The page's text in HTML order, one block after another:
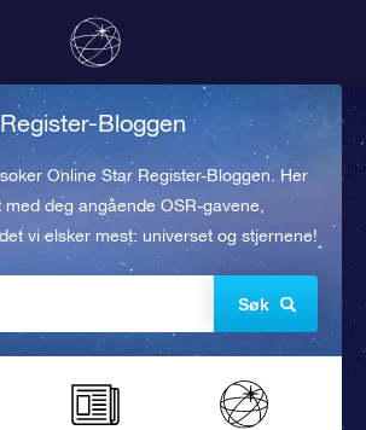
Bloggen
Online Star Register-Bloggen. Her
deg angående OSR-gavene,
vi elsker mest: universet og stjernene!
Søk